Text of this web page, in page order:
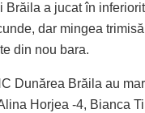
Brăila a jucat în
dar mingea
din nou bara.
Dunărea Brăila au
Horjea -4, Bianca